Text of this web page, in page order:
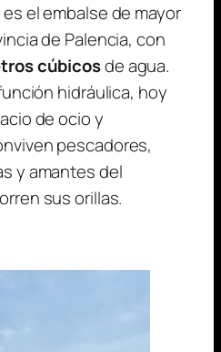
el embalse de mayor
de Palencia, con
cúbicosde agua.
hidráulica, hoy
de ocio y
pescadores,
y amantes del
sus orillas.